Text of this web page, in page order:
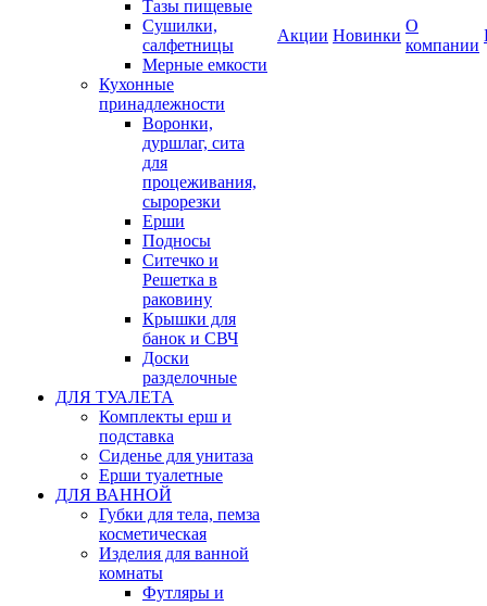
Тазы пищевые
Сушилки,
салфетницы
Мерные емкости
Кухонные
принадлежности
Воронки,
дуршлаг, сита
для
процеживания,
сырорезки
Ерши
Подносы
Ситечко и
Решетка в
раковину
Крышки для
банок и СВЧ
Доски
разделочные
ДЛЯ ТУАЛЕТА
Комплекты ерш и
подставка
Сиденье для унитаза
Ерши туалетные
ДЛЯ ВАННОЙ
Губки для тела, пемза
косметическая
Изделия для ванной
комнаты
Футляры и
Акции Новинки
О
компании